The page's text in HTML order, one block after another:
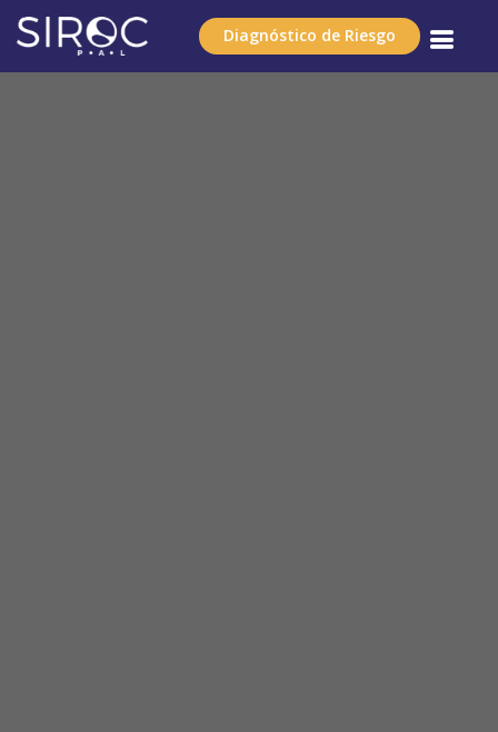
Diagnóstico de Riesgo